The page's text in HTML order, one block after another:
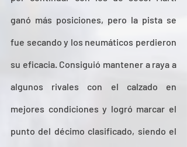
ganó más posiciones, pero la pista se
fue secando y los neumáticos perdieron
su eficacia. Consiguió mantener a raya a
algunos rivales con el calzado en
mejores condiciones y logró marcar el
punto del décimo clasificado, siendo el